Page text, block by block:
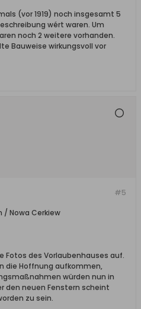
(vor 1919) noch insgesamt 5
wért waren. Um
noch 2 weitere vorhanden.
Bauweise wirkungsvoll vor
#5
/ Nowa Cerkiew
Fotos des Vorlaubenhauses auf.
die Hoffnung aufkommen,
würden nun in
den neuen Fenstern scheint
zu sein.